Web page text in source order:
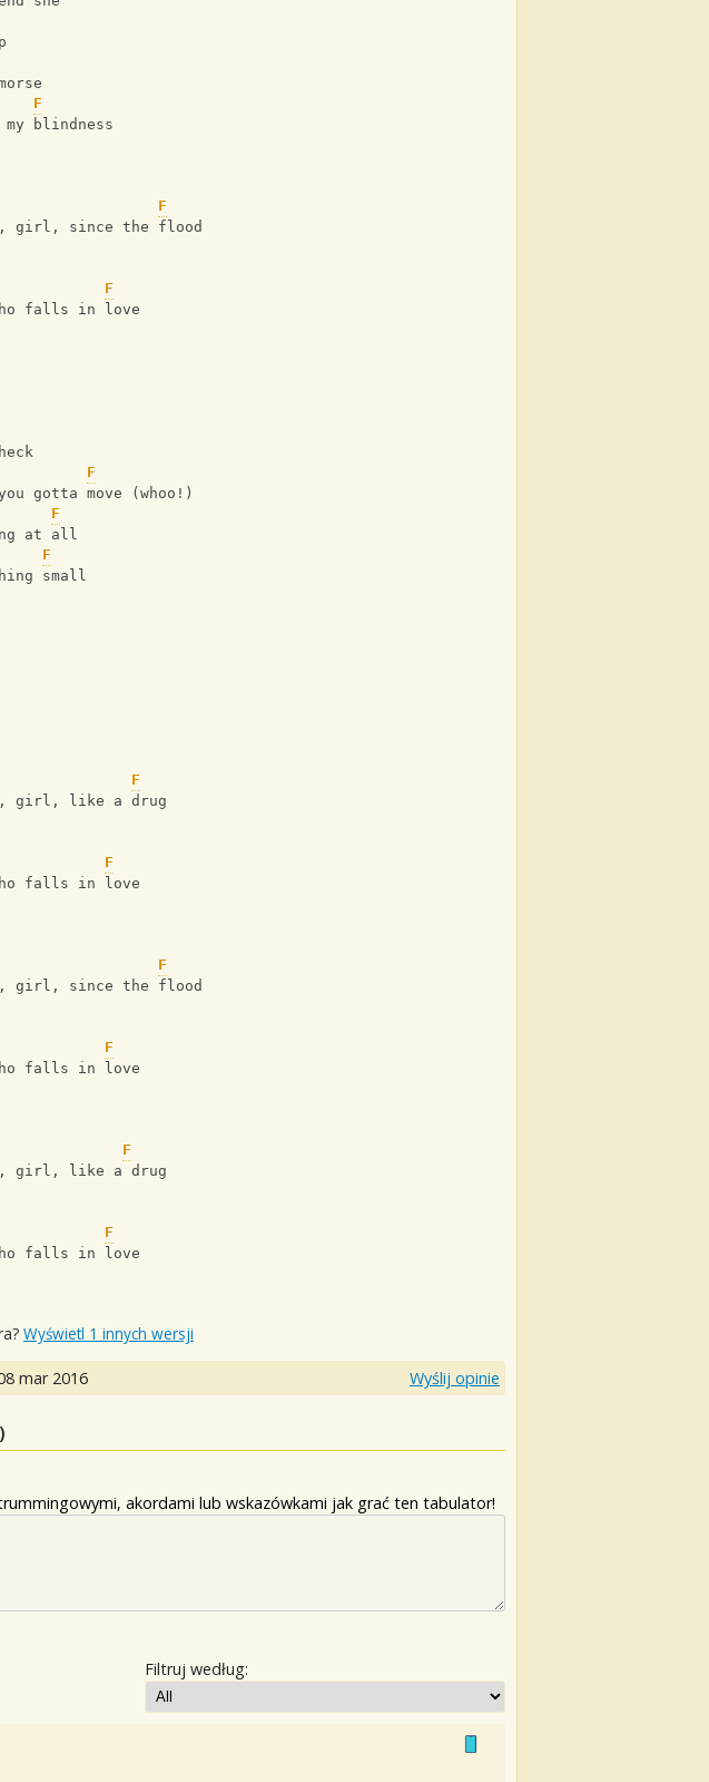
F
my blindness
F
girl, since the flood
F
falls in love
F
gotta move (whoo!)
F
at all
F
small
F
girl, like a drug
F
falls in love
F
girl, since the flood
F
falls in love
F
girl, like a drug
F
falls in love
Wyświetl 1 innych wersji
mar 2016 Wyślij opinie
)
akordami lub wskazówkami jak grać ten tabulator!
Filtruj według: